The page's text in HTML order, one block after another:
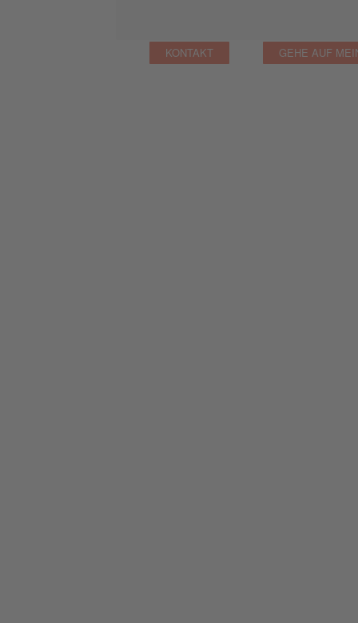
KONTAKT GEHE AUF